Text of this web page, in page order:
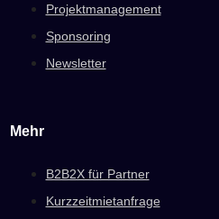
Projektmanagement
Sponsoring
Newsletter
Mehr
B2B2X für Partner
Kurzzeitmietanfrage